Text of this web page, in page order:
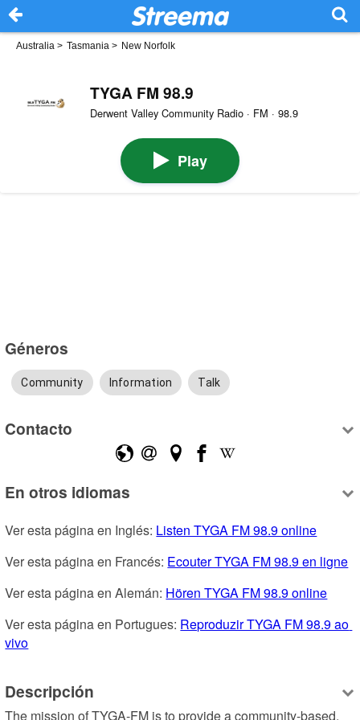
Australia > Tasmania > New Norfolk
TYGA FM 98.9
Derwent Valley Community Radio · FM · 98.9
Play
Géneros
Community Information Talk
Contacto
En otros idiomas
Ver esta página en Inglés: Listen TYGA FM 98.9 online
Ver esta página en Francés: Ecouter TYGA FM 98.9 en ligne
Ver esta página en Alemán: Hören TYGA FM 98.9 online
Ver esta página en Portugues: Reproduzir TYGA FM 98.9 ao
vivo
Descripción
The mission of TYGA-FM is to provide a community-based,